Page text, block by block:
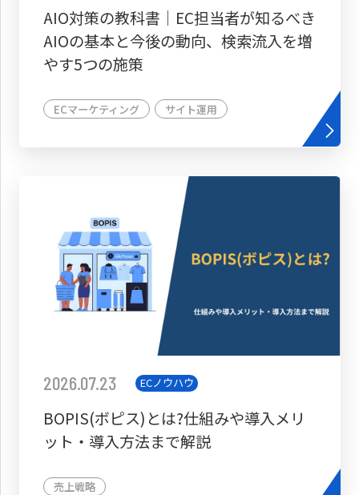
AIO対策の教科書│EC担当者が知るべき
AIOの基本と今後の動向、検索流入を増
やす5つの施策
ECマーケティング サイト運用
2026.07.23 ECノウハウ
BOPIS(ボピス)とは?仕組みや導入メリ
ット・導入方法まで解説
売上戦略